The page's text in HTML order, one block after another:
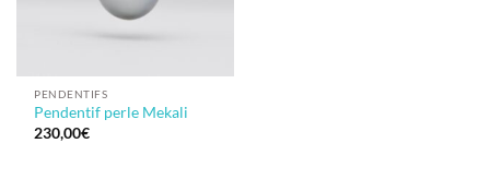
PENDENTIFS
Pendentif perle Mekali
230,00€